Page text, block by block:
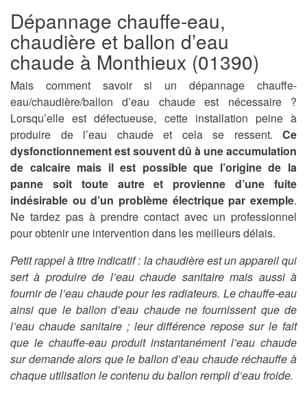
Dépannage chauffe-eau,
chaudière et ballon d’eau
chaude à Monthieux (01390)
Mais comment savoir si un dépannage chauffe-
eau/chaudière/ballon d’eau chaude est nécessaire ?
Lorsqu’elle est défectueuse, cette installation peine à
produire de l’eau chaude et cela se ressent. Ce
dysfonctionnement est souvent dû à une accumulation
de calcaire mais il est possible que l’origine de la
panne soit toute autre et provienne d’une fuite
indésirable ou d’un problème électrique par exemple.
Ne tardez pas à prendre contact avec un professionnel
pour obtenir une intervention dans les meilleurs délais.
Petit rappel à titre indicatif : la chaudière est un appareil qui
sert à produire de l’eau chaude sanitaire mais aussi à
fournir de l’eau chaude pour les radiateurs. Le chauffe-eau
ainsi que le ballon d’eau chaude ne fournissent que de
l’eau chaude sanitaire ; leur différence repose sur le fait
que le chauffe-eau produit instantanément l’eau chaude
sur demande alors que le ballon d’eau chaude réchauffe à
chaque utilisation le contenu du ballon rempli d’eau froide.